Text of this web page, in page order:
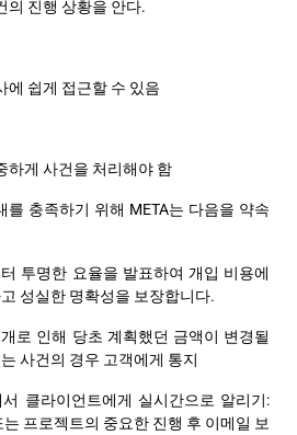
의 진행 상황을 안다.
에 쉽게 접근할 수 있음
하게 사건을 처리해야 함
를 충족하기 위해 META는 다음을 약속
투명한 요율을 발표하여 개입 비용에
성실한 명확성을 보장합니다.
로 인해 당초 계획했던 금액이 변경될
사건의 경우 고객에게 통지
클라이언트에게 실시간으로 알리기:
는 프로젝트의 중요한 진행 후 이메일 보